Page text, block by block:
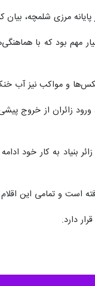
پایانه مرزی شلمچه،
مهم بود که با
کانکس‌ها و مواکب نیز
زائران از خروج
است و تمامی این